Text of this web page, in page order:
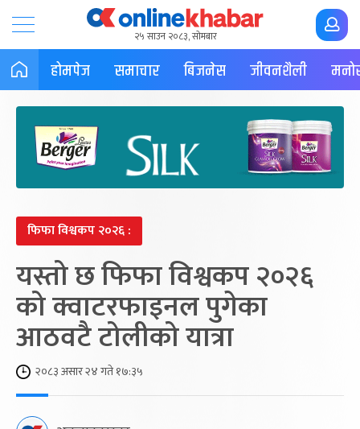
२५ साउन २०८३, सोमबार
होमपेज समाचार बिजनेस जीवनशैली
फिफा विश्वकप २०२६ :
यस्तो छ फिफा विश्वकप २०२६
को क्वाटरफाइनल पुगेका
आठवटै टोलीको यात्रा
२०८३ असार २४ गते १७:३५